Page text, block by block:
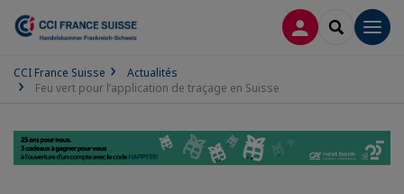
CONNEXION
CCI France Suisse
Actualités
Feu vert pour l’application de traçage en Suisse